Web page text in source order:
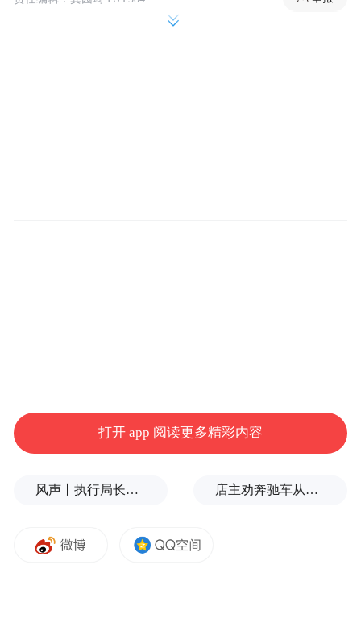
打开 app 阅读更多精彩内容
风声丨执行局长索贿和言语骚扰，更深的追问非常必要 店主劝奔驰车从商铺门口挪车，被打骨折，警方回应